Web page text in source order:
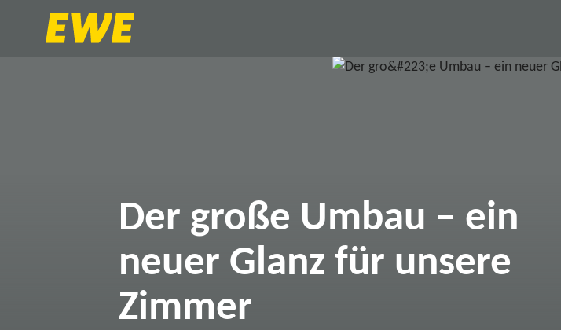
Der große Umbau – ein
neuer Glanz für unsere
Zimmer